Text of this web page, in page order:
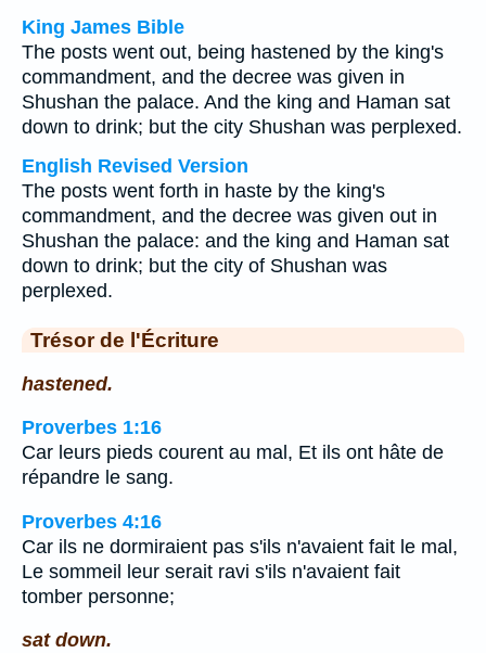
King James Bible
The posts went out, being hastened by the king's
commandment, and the decree was given in
Shushan the palace. And the king and Haman sat
down to drink; but the city Shushan was perplexed.
English Revised Version
The posts went forth in haste by the king's
commandment, and the decree was given out in
Shushan the palace: and the king and Haman sat
down to drink; but the city of Shushan was
perplexed.
Trésor de l'Écriture
hastened.
Proverbes 1:16
Car leurs pieds courent au mal, Et ils ont hâte de
répandre le sang.
Proverbes 4:16
Car ils ne dormiraient pas s'ils n'avaient fait le mal,
Le sommeil leur serait ravi s'ils n'avaient fait
tomber personne;
sat down.